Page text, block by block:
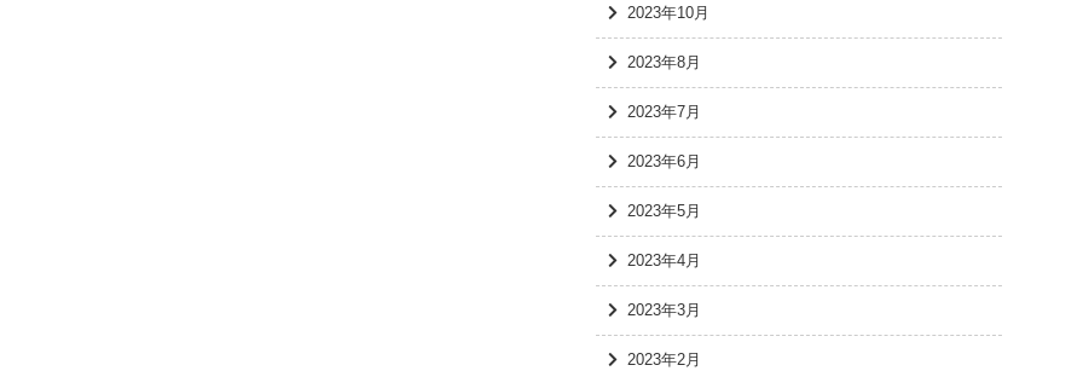
2023年10月
2023年8月
2023年7月
2023年6月
2023年5月
2023年4月
2023年3月
2023年2月